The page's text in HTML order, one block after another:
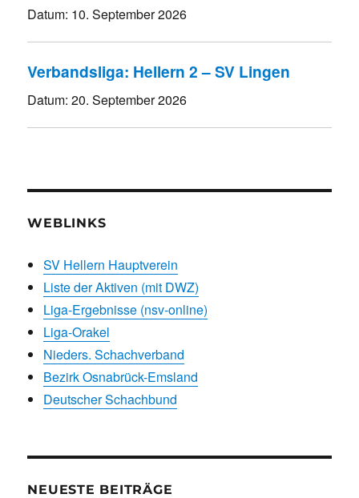
Datum: 10. September 2026
Verbandsliga: Hellern 2 – SV Lingen
Datum:20. September 2026
WEBLINKS
SV Hellern Hauptverein
Liste der Aktiven (mit DWZ)
Liga-Ergebnisse (nsv-online)
Liga-Orakel
Nieders. Schachverband
Bezirk Osnabrück-Emsland
Deutscher Schachbund
NEUESTE BEITRÄGE